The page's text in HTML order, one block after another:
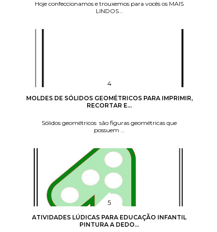
Hoje confeccionamos e trouxemos para vocês os MAIS
LINDOS...
MOLDES DE SÓLIDOS GEOMÉTRICOS PARA IMPRIMIR,
RECORTAR E...
Sólidos geométricos são figuras geométricas que
possuem ...
ATIVIDADES LÚDICAS PARA EDUCAÇÃO INFANTIL
PINTURA A DEDO...